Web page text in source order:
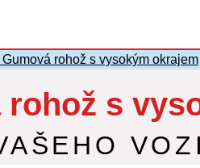
Gumová rohož s vysokým okrajem
rohož s